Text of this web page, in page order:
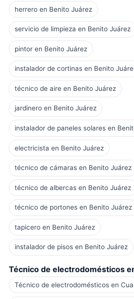
herrero en Benito Juárez
servicio de limpieza en Benito Juárez
pintor en Benito Juárez
instalador de cortinas en Benito
técnico de aire en Benito Juárez
jardinero en Benito Juárez
instalador de paneles solares en
electricista en Benito Juárez
técnico de cámaras en Benito Juárez
técnico de albercas en Benito Juárez
técnico de portones en Benito Juárez
tapicero en Benito Juárez
instalador de pisos en Benito Juárez
Técnico de electrodomésticos
Técnico de electrodomésticos en